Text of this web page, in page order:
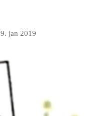
9. jan 2019